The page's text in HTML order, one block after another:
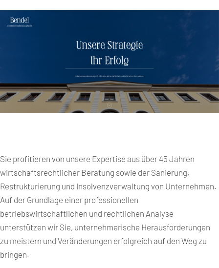
Sie profitieren von unsere Expertise aus über 45 Jahren
wirtschaftsrechtlicher Beratung sowie der Sanierung,
Restrukturierung und Insolvenzverwaltung von Unternehmen.
Auf der Grundlage einer professionellen
betriebswirtschaftlichen und rechtlichen Analyse
unterstützen wir Sie, unternehmerische Herausforderungen
zu meistern und Veränderungen erfolgreich auf den Weg zu
bringen.